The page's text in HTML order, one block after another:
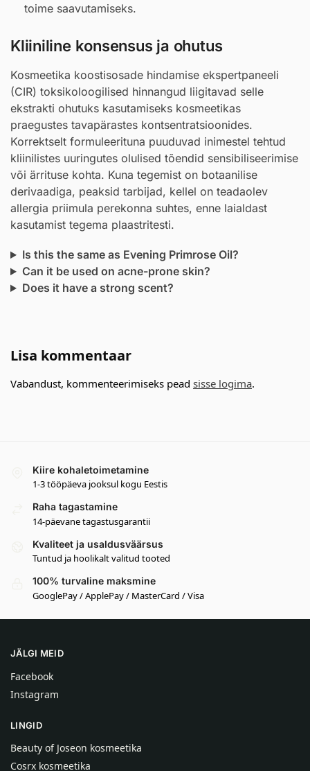
toime saavutamiseks.
Kliiniline konsensus ja ohutus
Kosmeetika koostisosade hindamise ekspertpaneeli
(CIR) toksikoloogilised hinnangud liigitavad selle
ekstrakti ohutuks kasutamiseks kosmeetikas
praegustes tavapärastes kontsentratsioonides.
Korrektselt formuleerituna puuduvad inimestel tehtud
kliinilistes uuringutes olulised tõendid sensibiliseerimise
või ärrituse kohta. Kuna tegemist on botaanilise
derivaadiga, peaksid tarbijad, kellel on teadaolev
allergia priimula perekonna suhtes, enne laialdast
kasutamist tegema plaastritesti.
Is this the same as Evening Primrose Oil?
Can it be used on acne-prone skin?
Does it have a strong scent?
Lisa kommentaar
Vabandust, kommenteerimiseks pead sisse logima.
Kiire kohaletoimetamine
1-3 tööpäeva jooksul kogu Eestis
Raha tagastamine
14-päevane tagastusgarantii
Kvaliteet ja usaldusväärsus
Tuntud ja hoolikalt valitud tooted
100% turvaline maksmine
GooglePay / ApplePay / MasterCard / Visa
JÄLGI MEID
Facebook
Instagram
LINGID
Beauty of Joseon kosmeetika
Cosrx kosmeetika